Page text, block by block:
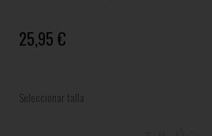
25,95 €
Seleccionar talla